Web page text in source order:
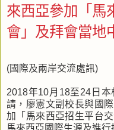
來西亞參加「馬
會」及拜會當地
(國際及兩岸交流處訊)
2018年10月18至24日
請，廖憲文副校長與國
加「馬來西亞招生平台
馬來西亞國際生源及進行